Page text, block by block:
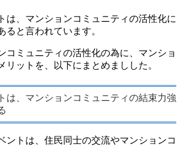
は、マンションコミュニティの活性化に
ると言われています。
コミュニティの活性化の為に、マンショ
リットを、以下にまとめましした。
は、マンションコミュニティの結束力強
ントは、住民同士の交流やマンションコ